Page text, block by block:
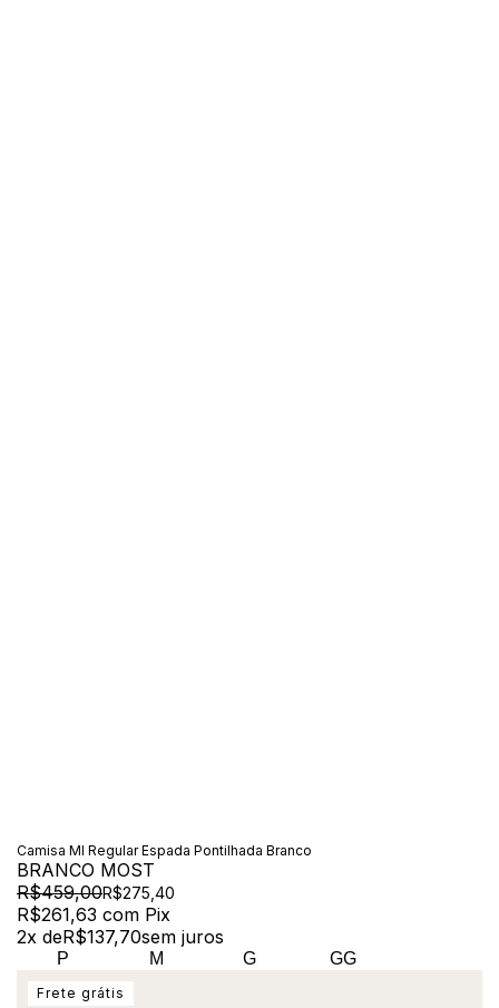
Camisa Ml Regular Espada Pontilhada Branco
BRANCO MOST
R$459,00R$275,40
R$261,63 com Pix
2x deR$137,70sem juros
P M G GG
Frete grátis